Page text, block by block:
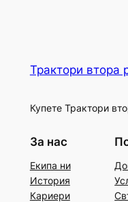
Трактори втора
Купете Трактори
За нас
Екипа ни
История
Кариери